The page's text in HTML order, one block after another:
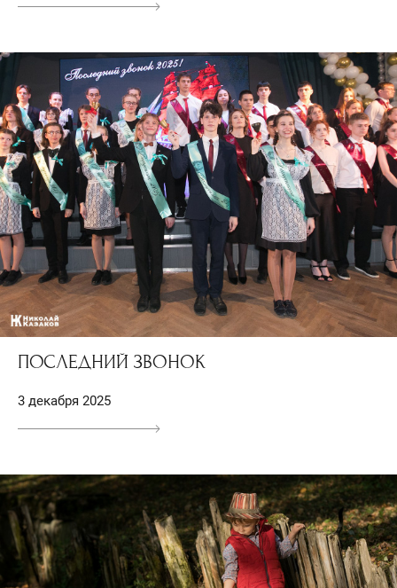
ПОСЛЕДНИЙ ЗВОНОК
3 декабря 2025